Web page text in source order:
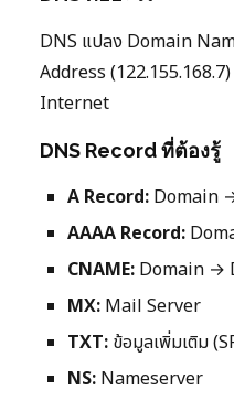
DNS แปลง Domain
Address
Internet
DNS Record ที่ต้องรู้
A Record: Domain
AAAA Record:
CNAME: Domain →
MX: Mail Server
TXT: ข้อมูลเพิ่มเติม
NS: Nameserver